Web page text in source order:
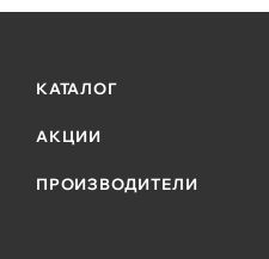
КАТАЛОГ
АКЦИИ
ПРОИЗВОДИТЕЛИ